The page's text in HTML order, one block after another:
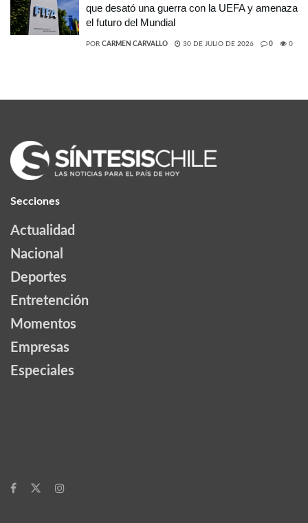
que desató una guerra con la UEFA y amenaza
el futuro del Mundial
POR CARMEN CARVALLO 30 DE JULIO DE 2026 0 0
Secciones
Actualidad
Nacional
Deportes
Entretención
Momentos
Empresas
Especiales